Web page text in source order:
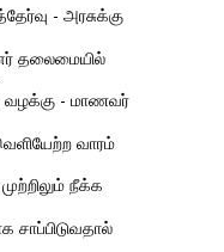
- அரசுக்கு
தலைமையில்
வழக்கு - மாணவர்
வாரம்
நீக்க
சாப்பிடுவதால்